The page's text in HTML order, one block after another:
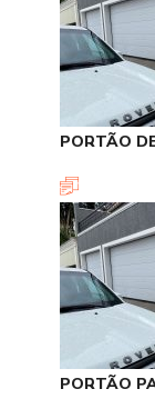
PORTÃO
PORTÃO